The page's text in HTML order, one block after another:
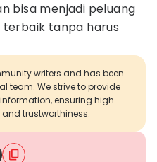
bisa menjadi peluang
tanpa harus
writers and has been
team. We strive to provide
ensuring high
trustworthiness.